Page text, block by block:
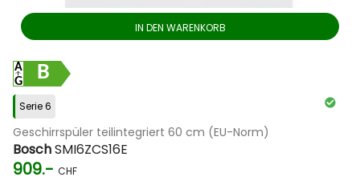
IN DEN WARENKORB
B
Serie 6
Geschirrspüler teilintegriert 60 cm (EU-Norm)
BoschSMI6ZCS16E
909.- CHF